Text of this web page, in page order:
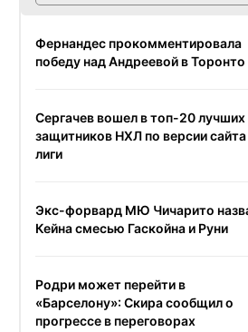
Фернандес прокомментировала
победу над Андреевой в Торонто
Сергачев вошел в топ-20 лучших
защитников НХЛ по версии сайта
лиги
Экс-форвард МЮ Чичарито
Кейна смесью Гаскойна и Руни
Родри может перейти в
«Барселону»: Скира сообщил о
прогрессе в переговорах